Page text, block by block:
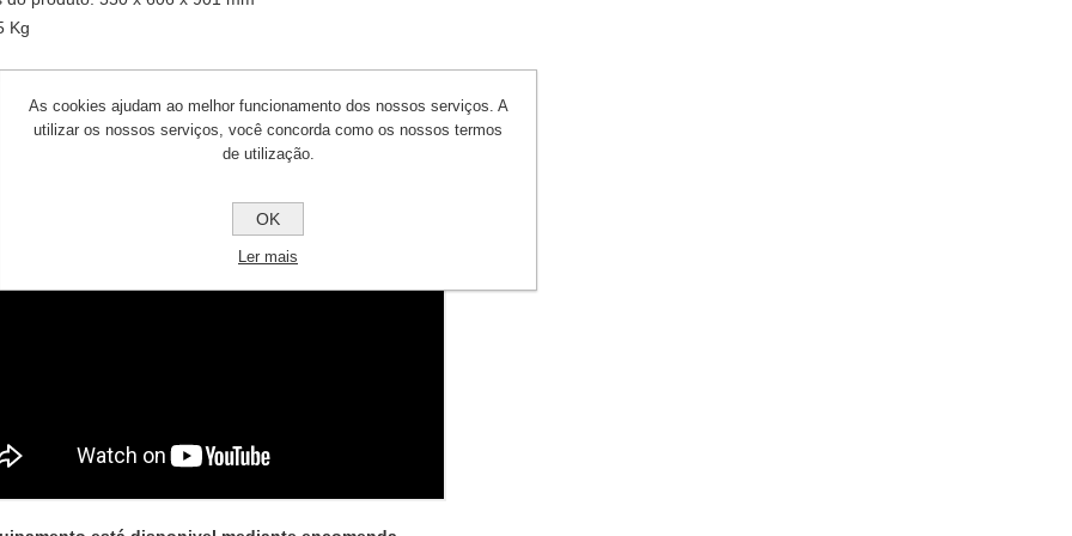
Kg
As cookies ajudam ao melhor funcionamento dos nossos serviços. A
utilizar os nossos serviços, você concorda como os nossos termos
de utilização.
OK
Ler mais